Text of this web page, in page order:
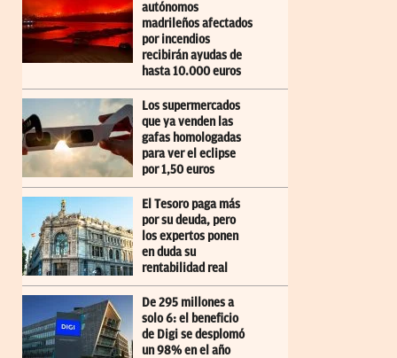
autónomos
madrileños afectados
por incendios
recibirán ayudas de
hasta 10.000 euros
Los supermercados
que ya venden las
gafas homologadas
para ver el eclipse
por 1,50 euros
El Tesoro paga más
por su deuda, pero
los expertos ponen
en duda su
rentabilidad real
De 295 millones a
solo 6: el beneficio
de Digi se desplomó
un 98% en el año